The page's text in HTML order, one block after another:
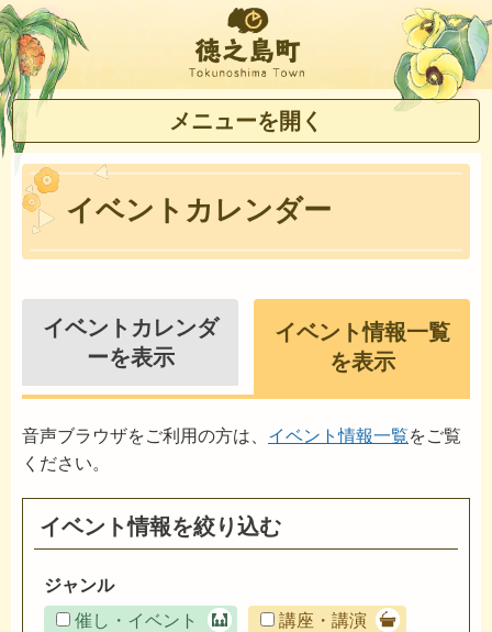
徳之島町
メニューを開く
イベントカレンダー
イベントカレンダ
ーを表示
イベント情報一覧
を表示
音声ブラウザをご利用の方は、 イベント情報一覧をご覧
ください。
イベント情報を絞り込む
ジャンル
催し・イベント
講座・講演